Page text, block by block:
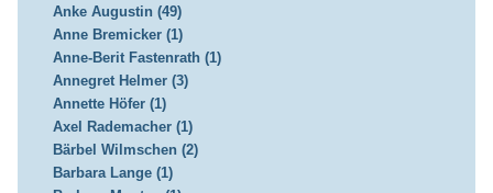
Anke Augustin (49)
Anne Bremicker (1)
Anne-Berit Fastenrath (1)
Annegret Helmer (3)
Annette Höfer (1)
Axel Rademacher (1)
Bärbel Wilmschen (2)
Barbara Lange (1)